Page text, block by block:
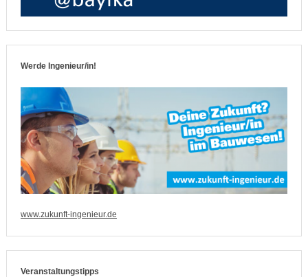
Werde Ingenieur/in!
www.zukunft-ingenieur.de
Veranstaltungstipps